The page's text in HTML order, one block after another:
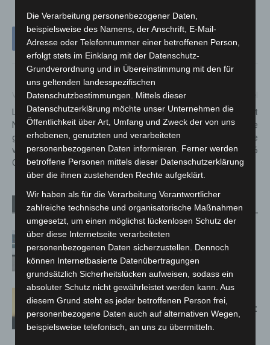
Vorheriger Artikel
Landesgartenschau Bad
Nenndorf 2026: Fair
gehandelte Lieblingsstücke
von GLOBO für Haus und
Garten
Erlebnis-Zoo Hannover zieht
Bilanz: 1.779 Tiere, starke
Bildungsarbeit und klare
Perspektiven für 2026
Verwandte Artikel Mehr vom Autor
Niedersachsen: Feuerwehrkräfte
kehren nach Waldbrandeinsatz aus
Spanien zurück
Hannover: Erste Tigermücken-
Population in Niedersachsen entdeckt
Die Verarbeitung personenbezogener Daten,
beispielsweise des Namens, der Anschrift, E-Mail-
Adresse oder Telefonnummer einer betroffenen Person,
erfolgt stets im Einklang mit der Datenschutz-
Grundverordnung und in Übereinstimmung mit den für
uns geltenden landesspezifischen
Datenschutzbestimmungen. Mittels dieser
Datenschutzerklärung möchte unser Unternehmen die
Öffentlichkeit über Art, Umfang und Zweck der von uns
erhobenen, genutzten und verarbeiteten
personenbezogenen Daten informieren. Ferner werden
betroffene Personen mittels dieser Datenschutzerklärung
über die ihnen zustehenden Rechte aufgeklärt.
Wir haben als für die Verarbeitung Verantwortlicher
zahlreiche technische und organisatorische Maßnahmen
umgesetzt, um einen möglichst lückenlosen Schutz der
über diese Internetseite verarbeiteten
personenbezogenen Daten sicherzustellen. Dennoch
können Internetbasierte Datenübertragungen
grundsätzlich Sicherheitslücken aufweisen, sodass ein
absoluter Schutz nicht gewährleistet werden kann. Aus
diesem Grund steht es jeder betroffenen Person frei,
personenbezogene Daten auch auf alternativen Wegen,
beispielsweise telefonisch, an uns zu übermitteln.